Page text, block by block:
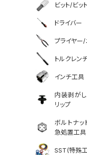
ビット/ビッ
ドライバー
プライヤー/
トルクレン
インチ工具
内装剥が
リップ
ボルトナ
急処置工具
SST(特殊
facebook
line